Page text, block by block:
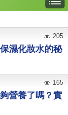
濕化妝水的秘
205
營養了嗎？實
165